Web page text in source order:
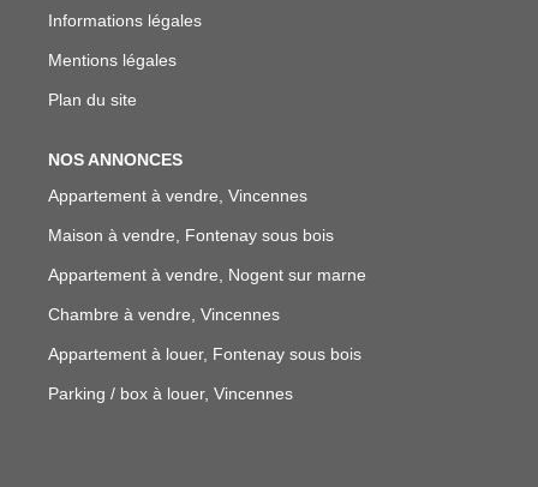
Informations légales
Mentions légales
Plan du site
NOS ANNONCES
Appartement à vendre, Vincennes
Maison à vendre, Fontenay sous bois
Appartement à vendre, Nogent sur marne
Chambre à vendre, Vincennes
Appartement à louer, Fontenay sous bois
Parking / box à louer, Vincennes